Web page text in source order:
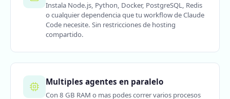
Instala Node.js, Python, Docker, PostgreSQL, Redis
o cualquier dependencia que tu workflow de Claude
Code necesite. Sin restricciones de hosting
compartido.
Multiples agentes en paralelo
Con 8 GB RAM o mas podes correr varios procesos